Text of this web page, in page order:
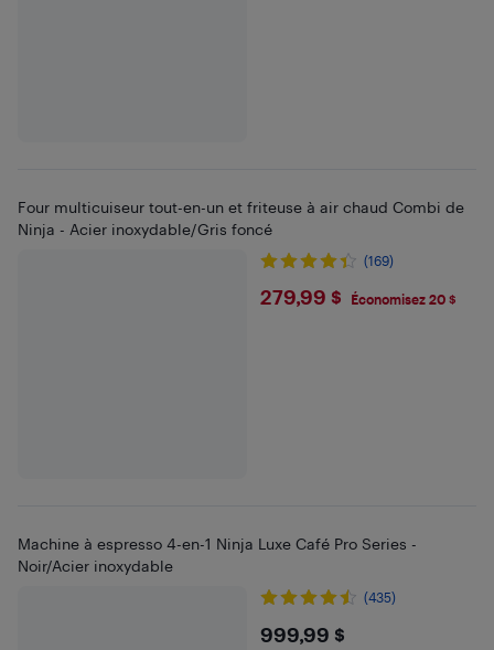
Four multicuiseur tout-en-un et friteuse à air chaud Combi de
Ninja - Acier inoxydable/Gris foncé
(169)
$279.99
279,99 $ Économisez 20 $
Machine à espresso 4-en-1 Ninja Luxe Café Pro Series -
Noir/Acier inoxydable
(435)
$999.99
999,99 $